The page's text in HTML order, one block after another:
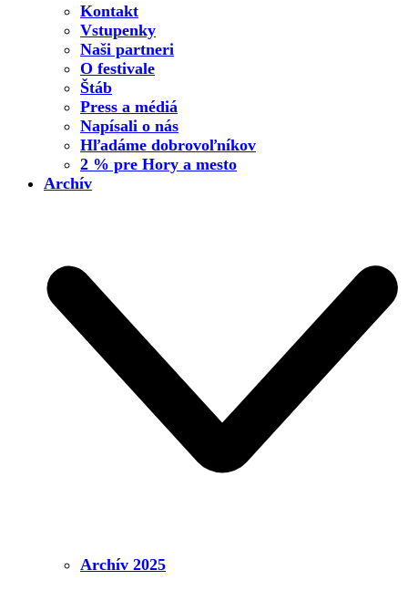
Kontakt
Vstupenky
Naši partneri
O festivale
Štáb
Press a médiá
Napísali o nás
Hľadáme dobrovoľníkov
2 % pre Hory a mesto
Archív
Archív 2025